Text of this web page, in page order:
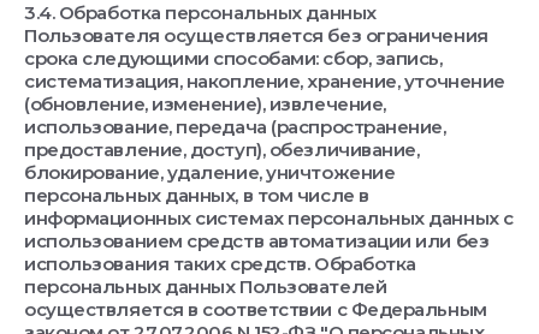
3.4. Обработка персональных данных
Пользователя осуществляется без ограничения
срока следующими способами: сбор, запись,
систематизация, накопление, хранение, уточнение
(обновление, изменение), извлечение,
использование, передача (распространение,
предоставление, доступ), обезличивание,
блокирование, удаление, уничтожение
персональных данных, в том числе в
информационных системах персональных данных с
использованием средств автоматизации или без
использования таких средств. Обработка
персональных данных Пользователей
осуществляется в соответствии с Федеральным